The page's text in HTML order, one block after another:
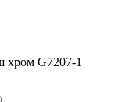
хром G7207-1